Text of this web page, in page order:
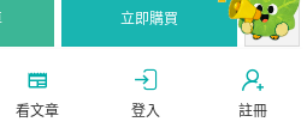
看文章 登入 註冊
立即購買